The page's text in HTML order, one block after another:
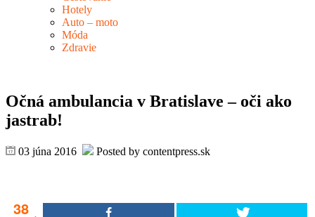
Hotely
Auto – moto
Móda
Zdravie
Očná ambulancia v Bratislave – oči ako
jastrab!
03 júna 2016 Posted by contentpress.sk
38